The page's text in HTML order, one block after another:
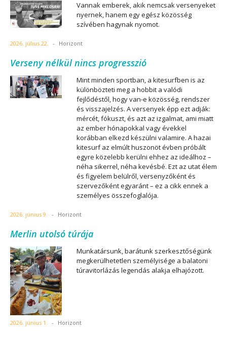
Vannak emberek, akik nemcsak versenyeket
nyernek, hanem egy egész közösség
szívében hagynak nyomot.
2026. július 22. - Horizont
Verseny nélkül nincs progresszió
Mint minden sportban, a kitesurfben is az
különbözteti meg a hobbit a valódi
fejlődéstől, hogy van-e közösség, rendszer
és visszajelzés. A versenyek épp ezt adják:
mércét, fókuszt, és azt az izgalmat, ami miatt
az ember hónapokkal vagy évekkel
korábban elkezd készülni valamire. A hazai
kitesurf az elmúlt huszonöt évben próbált
egyre közelebb kerülni ehhez az ideálhoz –
néha sikerrel, néha kevésbé. Ezt az utat élem
és figyelem belülről, versenyzőként és
szervezőként egyaránt – ez a cikk ennek a
személyes összefoglalója.
2026. június 9. - Horizont
Merlin utolsó túrája
Munkatársunk, barátunk szerkesztőségünk
megkerülhetetlen személyisége a balatoni
túravitorlázás legendás alakja elhajózott.
2026. június 1. - Horizont